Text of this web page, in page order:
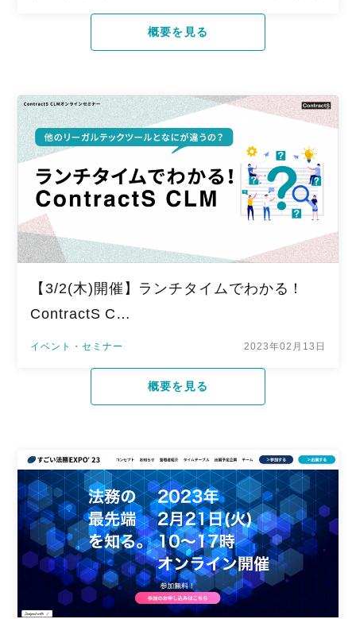
概要を見る
【3/2(木)開催】ランチタイムでわかる！
ContractS C…
イベント・セミナー 2023年02月13日
概要を見る